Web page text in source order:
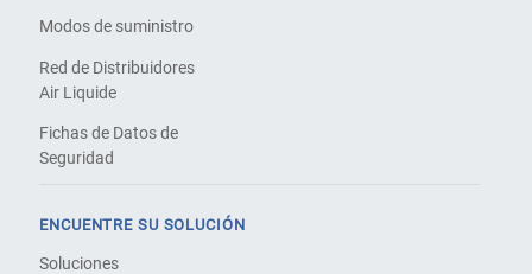
Modos de suministro
Red de Distribuidores
Air Liquide
Fichas de Datos de
Seguridad
ENCUENTRE SU SOLUCIÓN
Soluciones